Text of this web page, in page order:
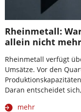
Rheinmetall:
allein nicht
Rheinmetall verfügt
Umsätze. Vor den
Daran entscheidet
mehr